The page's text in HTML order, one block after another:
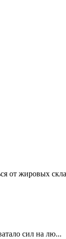
от жировых
сил на лю...